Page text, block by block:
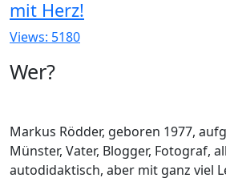
mit Herz!
Views: 5180
Wer?
Markus Rödder, geboren 1977,
Münster, Vater, Blogger, Fotograf,
autodidaktisch, aber mit ganz viel